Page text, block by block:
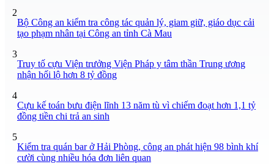
2
Bộ Công an kiểm tra công tác quản lý, giam giữ, giáo dục cải
tạo phạm nhân tại Công an tỉnh Cà Mau
3
Truy tố cựu Viện trưởng Viện Pháp y tâm thần Trung ương
nhận hối lộ hơn 8 tỷ đồng
4
Cựu kế toán bưu điện lĩnh 13 năm tù vì chiếm đoạt hơn 1,1 tỷ
đồng tiền chi trả an sinh
5
Kiểm tra quán bar ở Hải Phòng, công an phát hiện 98 bình khí
cười cùng nhiều hóa đơn liên quan